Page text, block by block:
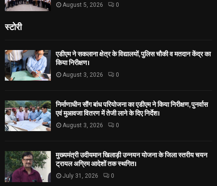
August 5, 2026 0
स्टोरी
एडीएम ने सकलाना क्षेत्र के विद्यालयों, पुलिस चौकी व मतदान केंद्र का
किया निरीक्षण।
August 3, 2026 0
निर्माणाधीन सौंग बांध परियोजना का एडीएम ने किया निरीक्षण, पुनर्वास
एवं मुआवजा वितरण में तेजी लाने के दिए निर्देश।
August 3, 2026 0
मुख्यमंत्री उदीयमान खिलाड़ी उन्नयन योजना के जिला स्तरीय चयन
ट्रायल अग्रिम आदेशों तक स्थगित।
July 31, 2026 0